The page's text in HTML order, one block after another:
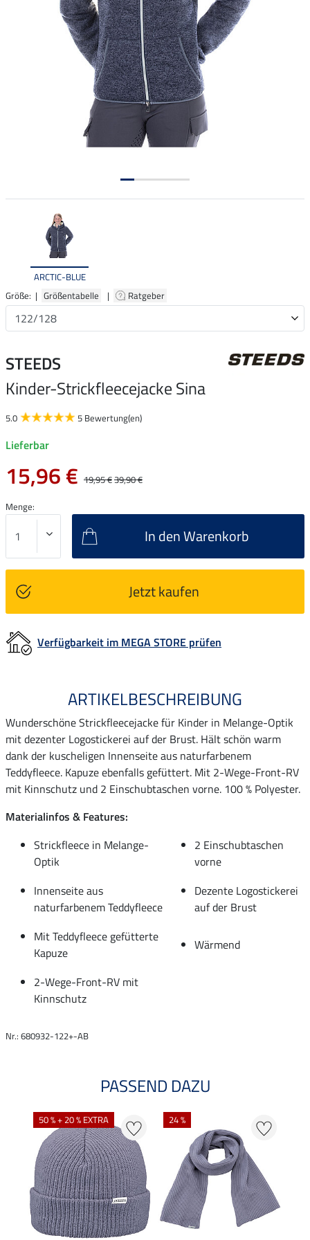
ARCTIC-BLUE
Größe: | Größentabelle | Ratgeber
STEEDS
Kinder-Strickfleecejacke Sina
5.0 5 Bewertung(en)
Lieferbar
15,96 € 19,95 €39,90 €
Menge:
In den Warenkorb
Jetzt kaufen
Verfügbarkeit im MEGA STORE prüfen
ARTIKELBESCHREIBUNG
Wunderschöne Strickfleecejacke für Kinder in Melange-Optik
mit dezenter Logostickerei auf der Brust. Hält schön warm
dank der kuscheligen Innenseite aus naturfarbenem
Teddyfleece. Kapuze ebenfalls gefüttert. Mit 2-Wege-Front-RV
mit Kinnschutz und 2 Einschubtaschen vorne. 100 % Polyester.
Materialinfos & Features:
Strickfleece in Melange-
Optik
2 Einschubtaschen
vorne
Innenseite aus
naturfarbenem Teddyfleece
Dezente Logostickerei
auf der Brust
Mit Teddyfleece gefütterte
Kapuze
Wärmend
2-Wege-Front-RV mit
Kinnschutz
Nr.: 680932-122+-AB
PASSEND DAZU
50 % + 20 % EXTRA 24 %